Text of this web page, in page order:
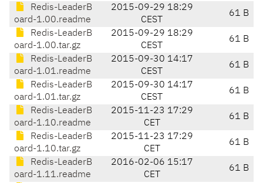
Redis-LeaderB
oard-1.00.readme
2015-09-29 18:29
CEST
61 B
Redis-LeaderB
oard-1.00.tar.gz
2015-09-29 18:29
CEST
61 B
Redis-LeaderB
oard-1.01.readme
2015-09-30 14:17
CEST
61 B
Redis-LeaderB
oard-1.01.tar.gz
2015-09-30 14:17
CEST
61 B
Redis-LeaderB
oard-1.10.readme
2015-11-23 17:29
CET
61 B
Redis-LeaderB
oard-1.10.tar.gz
2015-11-23 17:29
CET
61 B
Redis-LeaderB
oard-1.11.readme
2016-02-06 15:17
CET
61 B